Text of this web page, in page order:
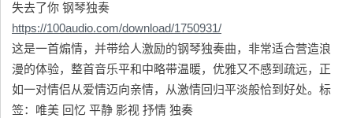
失去了你 钢琴独奏
https://100audio.com/download/1750931/
这是一首煽情，并带给人激励的钢琴独奏曲，非常适合营造浪
漫的体验，整首音乐平和中略带温暖，优雅又不感到疏远，正
如一对情侣从爱情迈向亲情，从激情回归平淡般恰到好处。标
签：唯美 回忆 平静 影视 抒情 独奏